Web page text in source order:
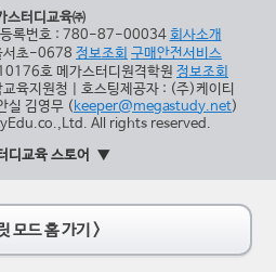
스터디교육㈜
등록번호 : 780-87-00034 회사소개
서초-0678 정보조회 구매안전서비스
호 메가스터디원격학원 정보조회
육지원청 | 호스팅제공자 : (주)케이티
실 김영무 ( keeper@megastudy.net)
All rights reserved.
디교육 스토어
모드 홈 가기 >